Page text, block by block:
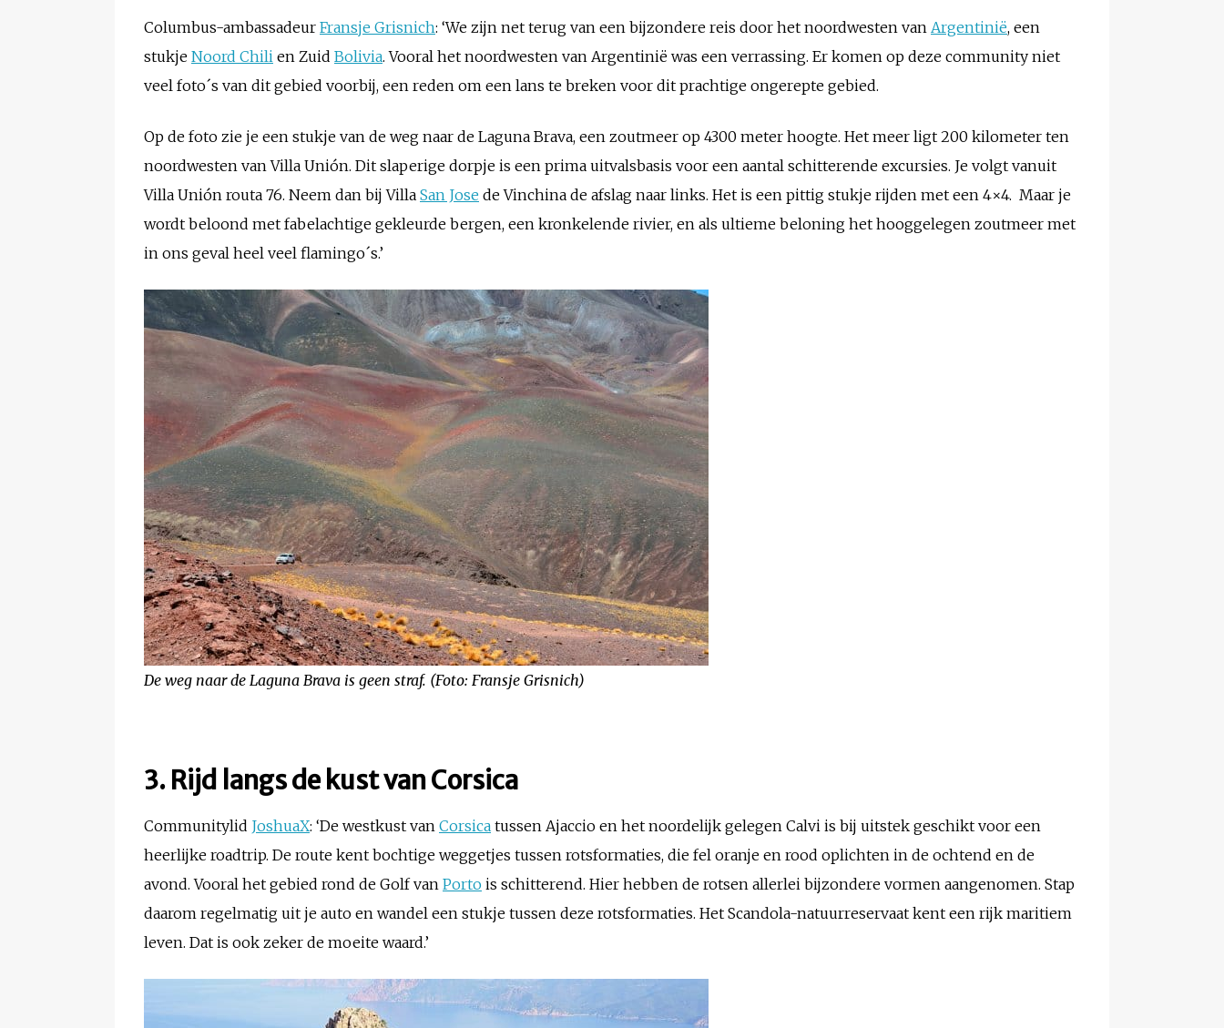
Columbus-ambassadeur Fransje Grisnich: ‘We zijn net terug van een bijzondere reis door het noordwesten van Argentinië, een
stukje Noord Chili en Zuid Bolivia. Vooral het noordwesten van Argentinië was een verrassing. Er komen op deze community niet
veel foto´s van dit gebied voorbij, een reden om een lans te breken voor dit prachtige ongerepte gebied.
Op de foto zie je een stukje van de weg naar de Laguna Brava, een zoutmeer op 4300 meter hoogte. Het meer ligt 200 kilometer ten
noordwesten van Villa Unión. Dit slaperige dorpje is een prima uitvalsbasis voor een aantal schitterende excursies. Je volgt vanuit
Villa Unión routa 76. Neem dan bij Villa San Jose de Vinchina de afslag naar links. Het is een pittig stukje rijden met een 4×4. Maar je
wordt beloond met fabelachtige gekleurde bergen, een kronkelende rivier, en als ultieme beloning het hooggelegen zoutmeer met
in ons geval heel veel flamingo´s.’
De weg naar de Laguna Brava is geen straf. (Foto: Fransje Grisnich)
3. Rijd langs de kust van Corsica
Communitylid JoshuaX: ‘De westkust van Corsica tussen Ajaccio en het noordelijk gelegen Calvi is bij uitstek geschikt voor een
heerlijke roadtrip. De route kent bochtige weggetjes tussen rotsformaties, die fel oranje en rood oplichten in de ochtend en de
avond. Vooral het gebied rond de Golf van Porto is schitterend. Hier hebben de rotsen allerlei bijzondere vormen aangenomen. Stap
daarom regelmatig uit je auto en wandel een stukje tussen deze rotsformaties. Het Scandola-natuurreservaat kent een rijk maritiem
leven. Dat is ook zeker de moeite waard.’